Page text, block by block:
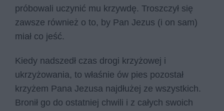
próbowali uczynić mu krzywdę. Troszczył się
zawsze również o to, by Pan Jezus (i on sam)
miał co jeść.
Kiedy nadszedł czas drogi krzyżowej i
ukrzyżowania, to właśnie ów pies pozostał
krzyżem Pana Jezusa najdłużej ze wszystkich.
Bronił go do ostatniej chwili i z całych swoich